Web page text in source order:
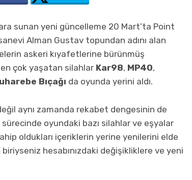
sunan yeni güncelleme 20 Mart’ta Point
Alman Gustav topundan adını alan
askeri kıyafetlerine bürünmüş
çok yaşatan silahlar Kar98, MP40,
Bıçağı da oyunda yerini aldı.
aynı zamanda rekabet dengesinin de
oyundaki bazı silahlar ve eşyalar
oldukları içeriklerin yerine yenilerini elde
hesabınızdaki değişikliklere ve yeni